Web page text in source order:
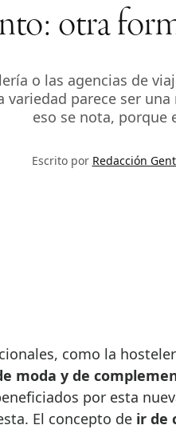
otra
o las agencias de
parece ser
eso se nota, porque
Escrito por Redacción
moda y de
por esta
El concepto de ir de